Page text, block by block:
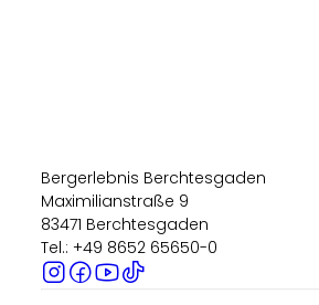
Bergerlebnis Berchtesgaden
Maximilianstraße 9
83471 Berchtesgaden
Tel.: +49 8652 65650-0